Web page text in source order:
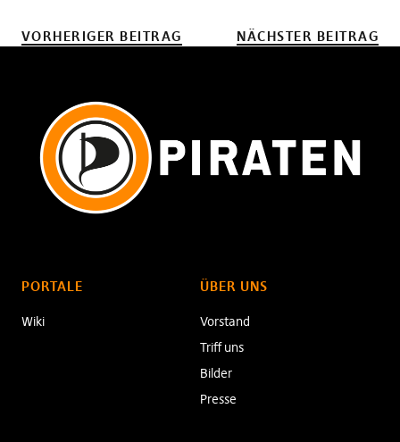
VORHERIGER BEITRAG NÄCHSTER BEITRAG
PORTALE
Wiki
ÜBER UNS
Vorstand
Triff uns
Bilder
Presse